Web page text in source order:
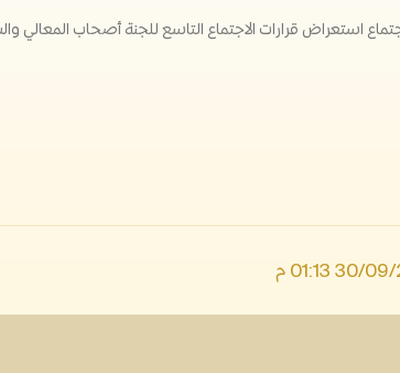
استعراض قرارات الاجتماع التاسع للجنة أصحاب المعالي والسعادة وزراء التربية
01:13 م